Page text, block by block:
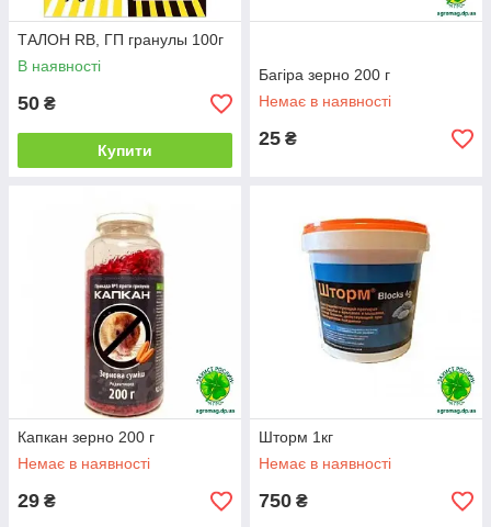
ТАЛОН RB, ГП гранулы 100г
В наявності
50 ₴
Купити
Багіра зерно 200 г
Немає в наявності
25 ₴
Капкан зерно 200 г
Немає в наявності
29 ₴
Шторм 1кг
Немає в наявності
750 ₴